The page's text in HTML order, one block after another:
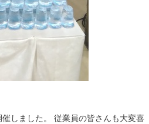
しました。 従業員の皆さんも大変喜